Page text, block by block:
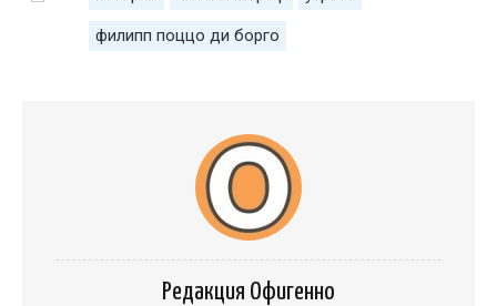
филипп поццо ди борго
Редакция Офигенно